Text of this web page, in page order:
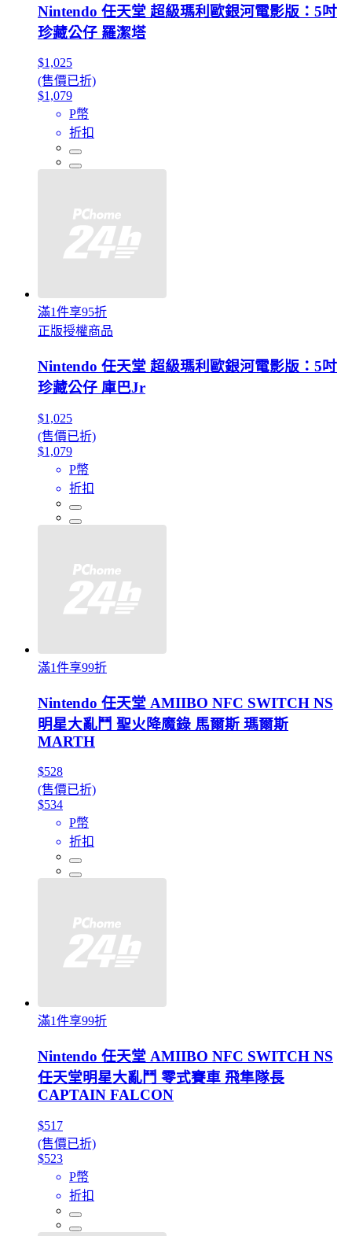
Nintendo 任天堂 超級瑪利歐銀河電影版：5吋
珍藏公仔 羅潔塔
$1,025
(售價已折)
$1,079
P幣
折扣
滿1件享95折
正版授權商品
Nintendo 任天堂 超級瑪利歐銀河電影版：5吋
珍藏公仔 庫巴Jr
$1,025
(售價已折)
$1,079
P幣
折扣
滿1件享99折
Nintendo 任天堂 AMIIBO NFC SWITCH NS
明星大亂鬥 聖火降魔錄 馬爾斯 瑪爾斯
MARTH
$528
(售價已折)
$534
P幣
折扣
滿1件享99折
Nintendo 任天堂 AMIIBO NFC SWITCH NS
任天堂明星大亂鬥 零式賽車 飛隼隊長
CAPTAIN FALCON
$517
(售價已折)
$523
P幣
折扣